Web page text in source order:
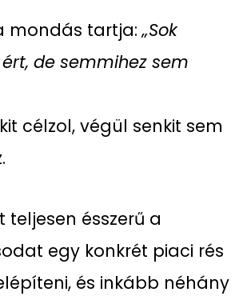
mondás tartja:„Sok
de semmihez sem
célzol, végül senkit sem
teljesen ésszerű a
egy konkrét piaci rés
és inkább néhány